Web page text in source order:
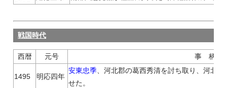
戦国時代
西暦 元号 事 柄
1495 明応四年
安東忠季 、河北郡の葛西秀清を討ち取り、河北
せた。